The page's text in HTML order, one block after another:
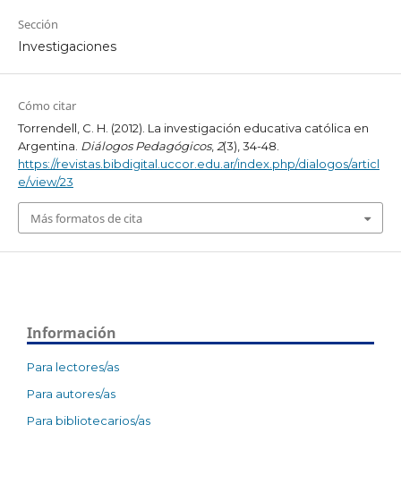
Sección
Investigaciones
Cómo citar
Torrendell, C. H. (2012). La investigación educativa católica en
Argentina. Diálogos Pedagógicos,2(3), 34-48.
https://revistas.bibdigital.uccor.edu.ar/index.php/dialogos/articl
e/view/23
Más formatos de cita
Información
Para lectores/as
Para autores/as
Para bibliotecarios/as